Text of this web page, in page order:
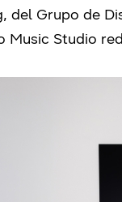
del Grupo de
Music Studio